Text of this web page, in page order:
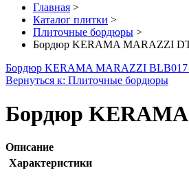
Главная >
Каталог плитки >
Плиточные бордюры >
Бордюр KERAMA MARAZZI
Бордюр KERAMA MARAZZI BLB017
Вернуться к: Плиточные бордюры
Бордюр KERAMA
Описание
Характеристики